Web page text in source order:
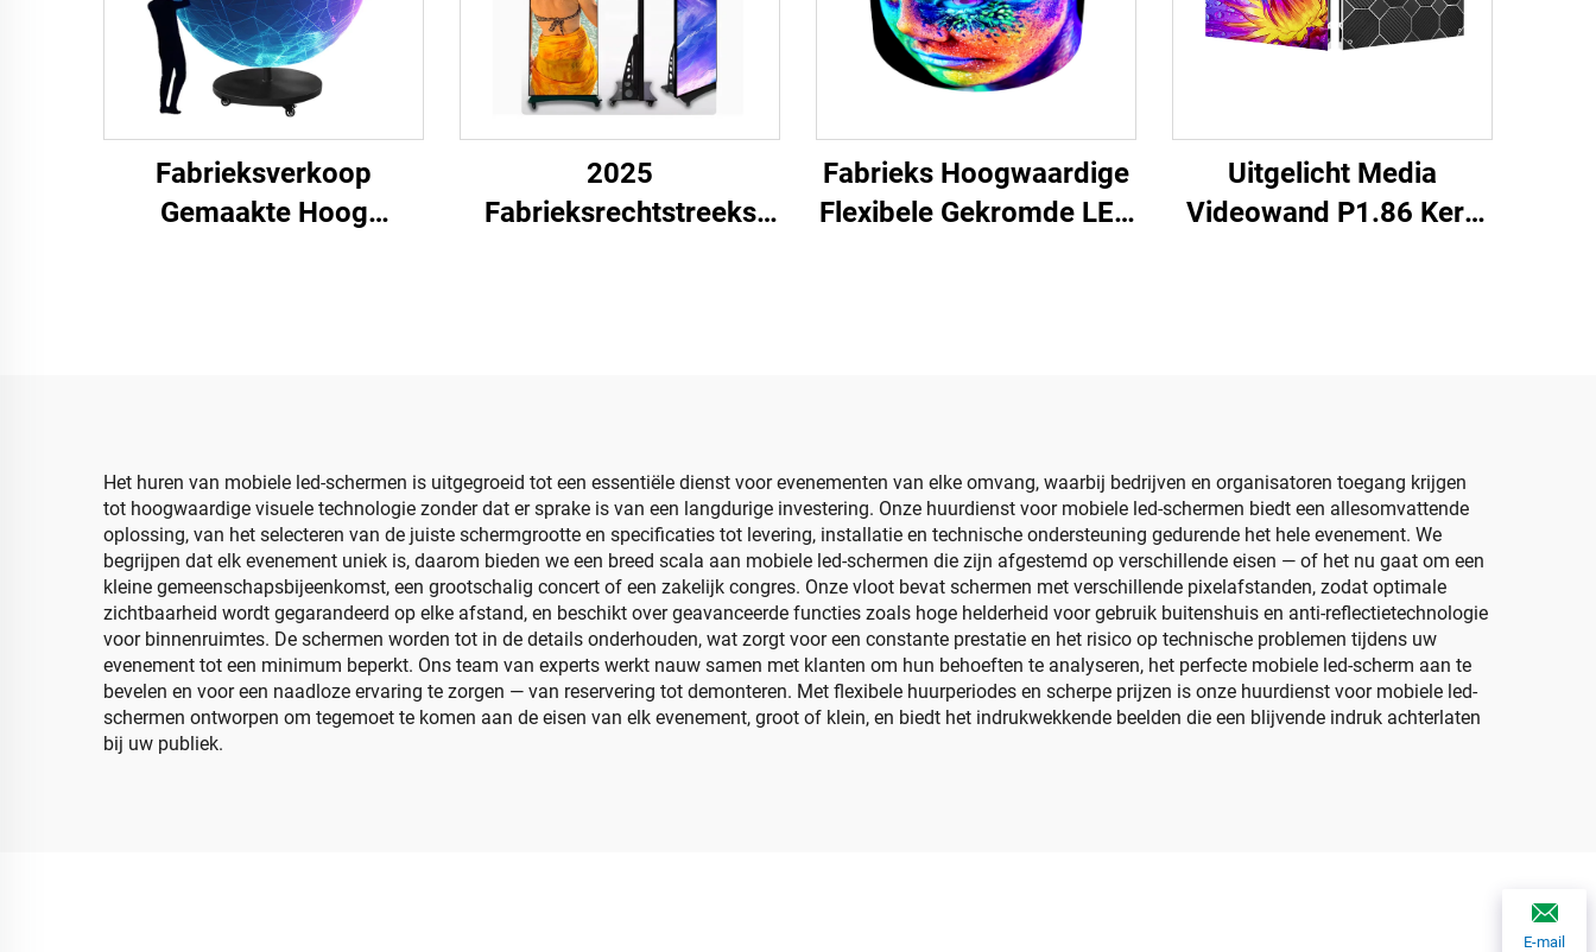
Fabrieksverkoop
Gemaakte Hoog
2025
Fabrieksrechtstreeks
Fabrieks Hoogwaardige
Flexibele Gekromde LED
Uitgelicht Media
Videowand P1.86 Kerk
Het huren van mobiele led-schermen is uitgegroeid tot een essentiële dienst voor evenementen van elke omvang, waarbij bedrijven en organisatoren toegang krijgen
tot hoogwaardige visuele technologie zonder dat er sprake is van een langdurige investering. Onze huurdienst voor mobiele led-schermen biedt een allesomvattende
oplossing, van het selecteren van de juiste schermgrootte en specificaties tot levering, installatie en technische ondersteuning gedurende het hele evenement. We
begrijpen dat elk evenement uniek is, daarom bieden we een breed scala aan mobiele led-schermen die zijn afgestemd op verschillende eisen — of het nu gaat om een
kleine gemeenschapsbijeenkomst, een grootschalig concert of een zakelijk congres. Onze vloot bevat schermen met verschillende pixelafstanden, zodat optimale
zichtbaarheid wordt gegarandeerd op elke afstand, en beschikt over geavanceerde functies zoals hoge helderheid voor gebruik buitenshuis en anti-reflectietechnologie
voor binnenruimtes. De schermen worden tot in de details onderhouden, wat zorgt voor een constante prestatie en het risico op technische problemen tijdens uw
evenement tot een minimum beperkt. Ons team van experts werkt nauw samen met klanten om hun behoeften te analyseren, het perfecte mobiele led-scherm aan te
bevelen en voor een naadloze ervaring te zorgen — van reservering tot demonteren. Met flexibele huurperiodes en scherpe prijzen is onze huurdienst voor mobiele led-
schermen ontworpen om tegemoet te komen aan de eisen van elk evenement, groot of klein, en biedt het indrukwekkende beelden die een blijvende indruk achterlaten
bij uw publiek.
E-mail